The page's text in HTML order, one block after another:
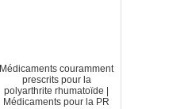
Médicaments couramment
prescrits pour la
polyarthrite rhumatoïde |
Médicaments pour la PR